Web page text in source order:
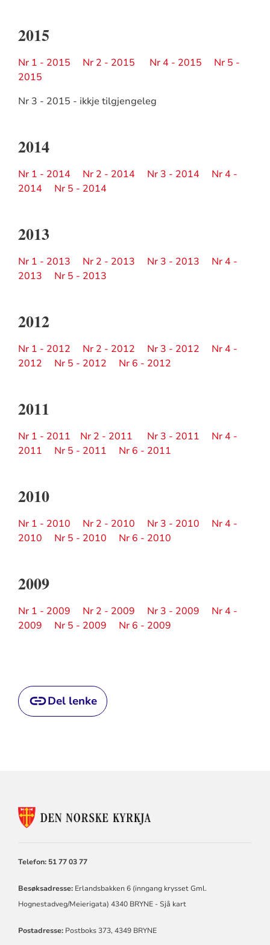
2015
Nr 1 - 2015 Nr 2 - 2015 Nr 4 - 2015
Nr 5 -
2015
Nr 3 - 2015 - ikkje tilgjengeleg
2014
Nr 1 - 2014 Nr 2 - 2014 Nr 3 - 2014
Nr 4 -
2014
Nr 5 - 2014
2013
Nr 1 - 2013 Nr 2 - 2013 Nr 3 - 2013
Nr 4 -
2013
Nr 5 - 2013
2012
Nr 1 - 2012 Nr 2 - 2012 Nr 3 - 2012
Nr 4 -
2012
Nr 5 - 2012 Nr 6 - 2012
2011
Nr 1 - 2011 Nr 2 - 2011 Nr 3 - 2011
Nr 4 -
2011
Nr 5 - 2011 Nr 6 - 2011
2010
Nr 1 - 2010 Nr 2 - 2010 Nr 3 - 2010
Nr 4 -
2010
Nr 5 - 2010 Nr 6 - 2010
2009
Nr 1 - 2009 Nr 2 - 2009 Nr 3 - 2009
Nr 4 -
2009
Nr 5 - 2009 Nr 6 - 2009
Del lenke
FOR
Telefon: 51 77 03 77
Besøksadresse:Erlandsbakken 6 (inngang krysset Gml.
Hognestadveg/Meierigata) 4340 BRYNE - Sjå kart
Postadresse:Postboks 373, 4349 BRYNE